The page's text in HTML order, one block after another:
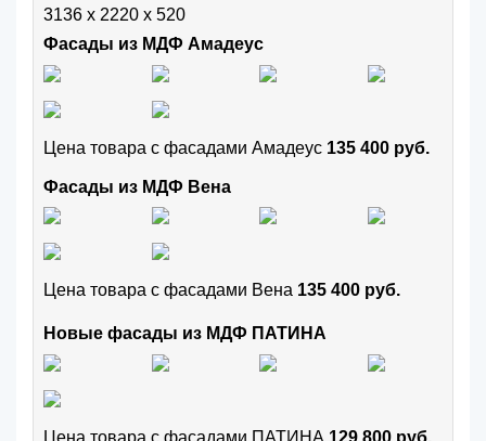
3136 х 2220 х 520
Фасады из МДФ Амадеус
Цена товара с фасадами Амадеус 135 400 руб.
Фасады из МДФ Вена
Цена товара с фасадами Вена 135 400 руб.
Новые фасады из МДФ ПАТИНА
Цена товара с фасадами ПАТИНА 129 800 руб.